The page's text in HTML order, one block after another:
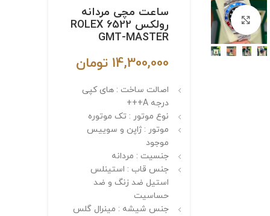
برای بزرگنمایی کلیک کنیدساعت مچی مردانه
رولکس 6522 ROLEX
GMT-MASTER
14,300,000 تومان
اصالت ساخت : های کپی
درجه A+++
نوع موتور : تک موتوره
موتور : ژاپن و سوییس
موجود
جنسیت : مردانه
جنس قاب : استینلس
استیل ضد زنگ و ضد
حساسیت
جنس شیشه : مینرال گلس